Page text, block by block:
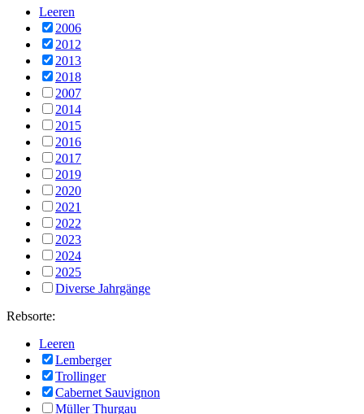
Leeren
2006
2012
2013
2018
2007
2014
2015
2016
2017
2019
2020
2021
2022
2023
2024
2025
Diverse Jahrgänge
Rebsorte:
Leeren
Lemberger
Trollinger
Cabernet Sauvignon
Müller Thurgau